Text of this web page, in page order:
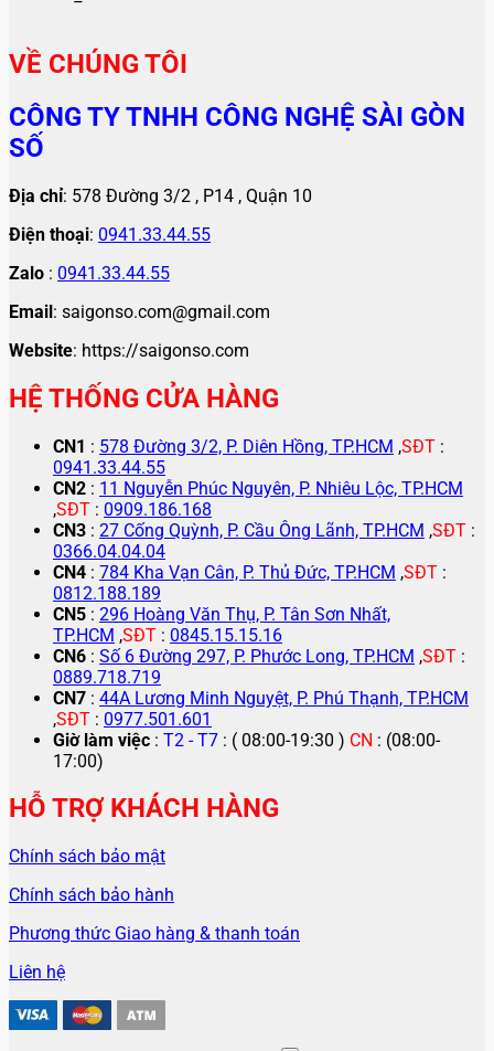
VỀ CHÚNG TÔI
CÔNG TY TNHH CÔNG NGHỆ SÀI GÒN
SỐ
Địa chỉ: 578 Đường 3/2 , P14 , Quận 10
Điện thoại: 0941.33.44.55
Zalo : 0941.33.44.55
Email: saigonso.com@gmail.com
Website: https://saigonso.com
HỆ THỐNG CỬA HÀNG
CN1 : 578 Đường 3/2, P. Diên Hồng, TP.HCM ,SĐT :
0941.33.44.55
CN2 : 11 Nguyễn Phúc Nguyên, P. Nhiêu Lộc, TP.HCM
,SĐT : 0909.186.168
CN3 : 27 Cống Quỳnh, P. Cầu Ông Lãnh, TP.HCM ,SĐT :
0366.04.04.04
CN4 : 784 Kha Vạn Cân, P. Thủ Đức, TP.HCM ,SĐT :
0812.188.189
CN5 : 296 Hoàng Văn Thụ, P. Tân Sơn Nhất,
TP.HCM ,SĐT : 0845.15.15.16
CN6 : Số 6 Đường 297, P. Phước Long, TP.HCM ,SĐT :
0889.718.719
CN7 : 44A Lương Minh Nguyệt, P. Phú Thạnh, TP.HCM
,SĐT : 0977.501.601
Giờ làm việc : T2 - T7 : ( 08:00-19:30 ) CN : (08:00-
17:00)
HỖ TRỢ KHÁCH HÀNG
Chính sách bảo mật
Chính sách bảo hành
Phương thức Giao hàng & thanh toán
Liên hệ